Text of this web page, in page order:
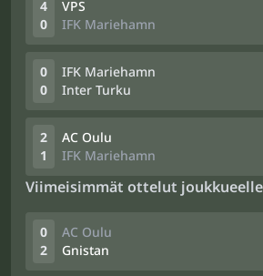
4
0
VPS
IFK Mariehamn
0
0
IFK Mariehamn
Inter Turku
2
1
AC Oulu
IFK Mariehamn
Viimeisimmät ottelut joukkueelle
0
2
AC Oulu
Gnistan